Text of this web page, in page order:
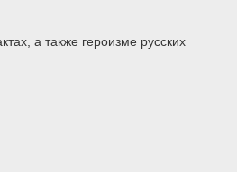
а также героизме русских